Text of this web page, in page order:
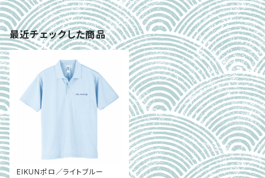
最近チェックした商品
EIKUNポロ／ライトブルー